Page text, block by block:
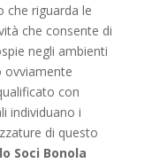
che riguarda le
che consente di
negli ambienti
ovviamente
con
individuano i
di questo
Soci Bonola